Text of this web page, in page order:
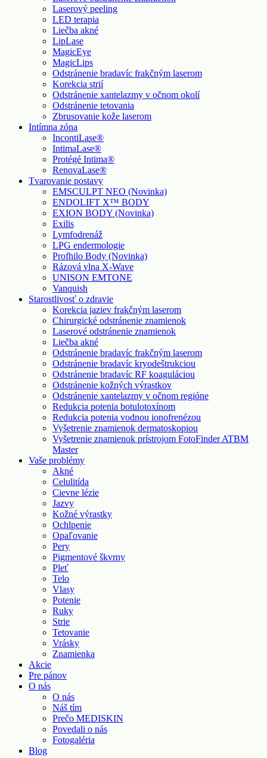
Laserový peeling
LED terapia
Liečba akné
LipLase
MagicEye
MagicLips
Odstránenie bradavíc frakčným laserom
Korekcia strií
Odstránenie xantelazmy v očnom okolí
Odstránenie tetovania
Zbrusovanie kože laserom
Intímna zóna
IncontiLase®
IntimaLase®
Protégé Intima®
RenovaLase®
Tvarovanie postavy
EMSCULPT NEO (Novinka)
ENDOLIFT X™ BODY
EXION BODY (Novinka)
Exilis
Lymfodrenáž
LPG endermologie
Profhilo Body (Novinka)
Rázová vlna X-Wave
UNISON EMTONE
Vanquish
Starostlivosť o zdravie
Korekcia jaziev frakčným laserom
Chirurgické odstránenie znamienok
Laserové odstránenie znamienok
Liečba akné
Odstránenie bradavíc frakčným laserom
Odstránenie bradavíc kryodeštrukciou
Odstránenie bradavíc RF koaguláciou
Odstránenie kožných výrastkov
Odstránenie xantelazmy v očnom regióne
Redukcia potenia botulotoxínom
Redukcia potenia vodnou ionofrenézou
Vyšetrenie znamienok dermatoskopiou
Vyšetrenie znamienok prístrojom FotoFinder ATBM
Master
Vaše problémy
Akné
Celulitída
Cievne lézie
Jazvy
Kožné výrastky
Ochlpenie
Opaľovanie
Pery
Pigmentové škvrny
Pleť
Telo
Vlasy
Potenie
Ruky
Strie
Tetovanie
Vrásky
Znamienka
Akcie
Pre pánov
O nás
O nás
Náš tím
Prečo MEDISKIN
Povedali o nás
Fotogaléria
Blog